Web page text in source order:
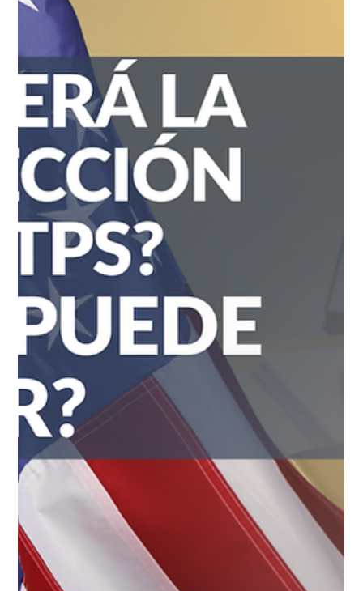
hace 3 días 5 min de lectura
Blog
USCIS rechazará solicitudes
incompletas sin pedir más pruebas:
¿Cómo proteger su trámite? El Servicio de Ciudadanía e
Inmigración de Estados Unidos (USCIS) anunció un cambio de
reglas que afecta a cualquier persona que esté por mandar un
paquete de solicitud o que tenga un trámite pendiente. A
partir del 5 de agosto, los oficiales de Inmigración
recuperaron la facultad de negar o rechazar un caso de
inmediato si falta alguna prueba inicial, sin tener la obligación
de enviarle una carta pidiéndole los documentos faltantes.
Para conocer má